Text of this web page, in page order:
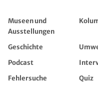
Museen und
Ausstellungen
Geschichte
Podcast
Fehlersuche
Quiz